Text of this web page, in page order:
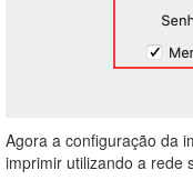
Agora a configuração da
imprimir utilizando a rede